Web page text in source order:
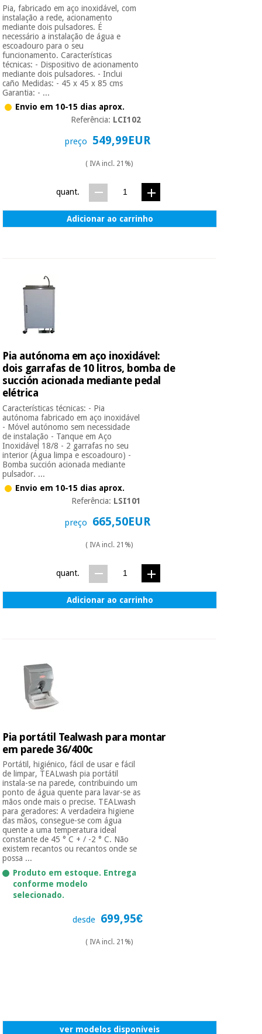
Instrumental
cirúrgico
(liquidação)
Pia, fabricado em aço inoxidável, com
instalação a rede, acionamento
mediante dois pulsadores. É
necessário a instalação de água e
escoadouro para o seu
funcionamento. Características
técnicas: - Dispositivo de acionamento
mediante dois pulsadores. - Inclui
caño Medidas: - 45 x 45 x 85 cms
Garantia: - ...
Envio em 10-15 dias aprox.
Referência: LCI102
preço 549,99EUR
( IVA incl. 21%)
quant.
Adicionar ao carrinho
Pia autónoma em aço inoxidável:
dois garrafas de 10 litros, bomba de
succión acionada mediante pedal
elétrica
Características técnicas: - Pia
autónoma fabricado em aço inoxidável
- Móvel autónomo sem necessidade
de instalação - Tanque em Aço
Inoxidável 18/8 - 2 garrafas no seu
interior (Água limpa e escoadouro) -
Bomba succión acionada mediante
pulsador. ...
Envio em 10-15 dias aprox.
Referência: LSI101
preço 665,50EUR
( IVA incl. 21%)
quant.
Adicionar ao carrinho
Pia portátil Tealwash para montar
em parede 36/400c
Portátil, higiénico, fácil de usar e fácil
de limpar, TEALwash pia portátil
instala-se na parede, contribuindo um
ponto de água quente para lavar-se as
mãos onde mais o precise. TEALwash
para geradores: A verdadeira higiene
das mãos, consegue-se com água
quente a uma temperatura ideal
constante de 45 ° C + / -2 ° C. Não
existem recantos ou recantos onde se
possa ...
Produto em estoque. Entrega
conforme modelo
selecionado.
desde 699,95€
( IVA incl. 21%)
ver modelos disponíveis